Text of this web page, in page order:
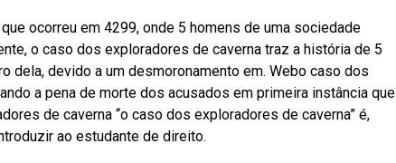
ocorreu em 4299, onde 5 homens de uma sociedade
o caso dos exploradores de caverna traz a história de 5
dela, devido a um desmoronamento em. Webo caso dos
a pena de morte dos acusados em primeira instância que
de caverna “o caso dos exploradores de caverna” é,
ao estudante de direito.